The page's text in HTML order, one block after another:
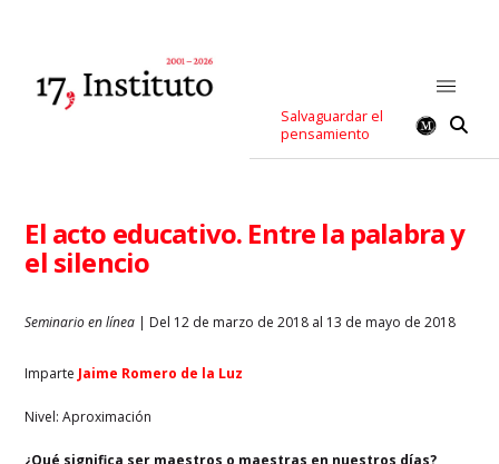
Salvaguardar el
pensamiento
El acto educativo. Entre la palabra y
el silencio
Seminario en línea | Del 12 de marzo de 2018 al 13 de mayo de 2018
Imparte Jaime Romero de la Luz
Nivel: Aproximación
¿Qué significa ser maestros o maestras en nuestros días?